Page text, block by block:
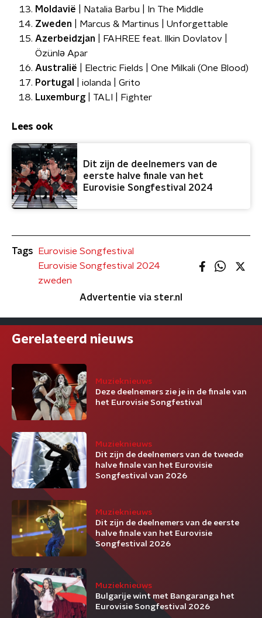
Moldavië | Natalia Barbu | In The Middle
Zweden | Marcus & Martinus | Unforgettable
Azerbeidzjan | FAHREE feat. Ilkin Dovlatov |
Özünlə Apar
Australië | Electric Fields | One Milkali (One Blood)
Portugal
| iolanda | Grito
Luxemburg| TALI | Fighter
Lees ook
Dit zijn de deelnemers van de
eerste halve finale van het
Eurovisie Songfestival 2024
Tags
Eurovisie Songfestival
Eurovisie Songfestival 2024
zweden
Advertentie via ster.nl
Gerelateerd nieuws
Muzieknieuws
Deze deelnemers zie je in de finale van
het Eurovisie Songfestival
Muzieknieuws
Dit zijn de deelnemers van de tweede
halve finale van het Eurovisie
Songfestival van 2026
Muzieknieuws
Dit zijn de deelnemers van de eerste
halve finale van het Eurovisie
Songfestival 2026
Muzieknieuws
Bulgarije wint met Bangaranga het
Eurovisie Songfestival 2026